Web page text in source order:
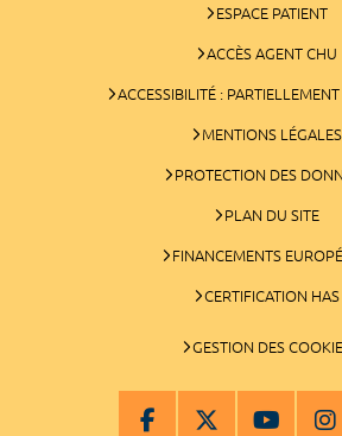
ESPACE PATIENT
ACCÈS AGENT CHU
ACCESSIBILITÉ :
MENTIONS LÉGALES
PROTECTION DES
PLAN DU SITE
FINANCEMENTS
CERTIFICATION HAS
GESTION DES